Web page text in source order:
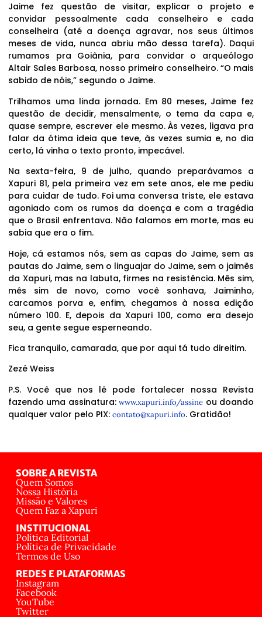
Jaime fez questão de visitar, explicar o projeto e
convidar pessoalmente cada conselheiro e cada
conselheira (até a doença agravar, nos seus últimos
meses de vida, nunca abriu mão dessa tarefa). Daqui
rumamos pra Goiânia, para convidar o arqueólogo
Altair Sales Barbosa, nosso primeiro conselheiro. “O mais
sabido de nóis,” segundo o Jaime.
Trilhamos uma linda jornada. Em 80 meses, Jaime fez
questão de decidir, mensalmente, o tema da capa e,
quase sempre, escrever ele mesmo. Às vezes, ligava pra
falar da ótima ideia que teve, às vezes sumia e, no dia
certo, lá vinha o texto pronto, impecável.
Na sexta-feira, 9 de julho, quando preparávamos a
Xapuri 81, pela primeira vez em sete anos, ele me pediu
para cuidar de tudo. Foi uma conversa triste, ele estava
agoniado com os rumos da doença e com a tragédia
que o Brasil enfrentava. Não falamos em morte, mas eu
sabia que era o fim.
Hoje, cá estamos nós, sem as capas do Jaime, sem as
pautas do Jaime, sem o linguajar do Jaime, sem o jaimês
da Xapuri, mas na labuta, firmes na resistência. Mês sim,
mês sim de novo, como você sonhava, Jaiminho,
carcamos porva e, enfim, chegamos à nossa edição
número 100. E, depois da Xapuri 100, como era desejo
seu, a gente segue esperneando.
Fica tranquilo, camarada, que por aqui tá tudo direitim.
Zezé Weiss
P.S. Você que nos lê pode fortalecer nossa Revista
fazendo uma assinatura:www.xapuri.info/assine ou doando
qualquer valor pelo PIX: contato@xapuri.info. Gratidão!
SOBRE A REVISTA
Quem Somos
Nossa História
Missão e Valores
Quem Faz a Xapuri
INSTITUCIONAL
Política Editorial
Política de Privacidade
Termos de Uso
REDES E PLATAFORMAS
Instagram
Facebook
YouTube
Twitter